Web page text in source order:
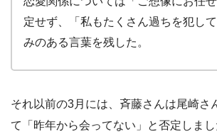
定せず、「私もたくさん過ちを犯し
みのある言葉を残した。
それ以前の3月には、斉藤さんは尾崎さ
て「昨年から会ってない」と否定しま